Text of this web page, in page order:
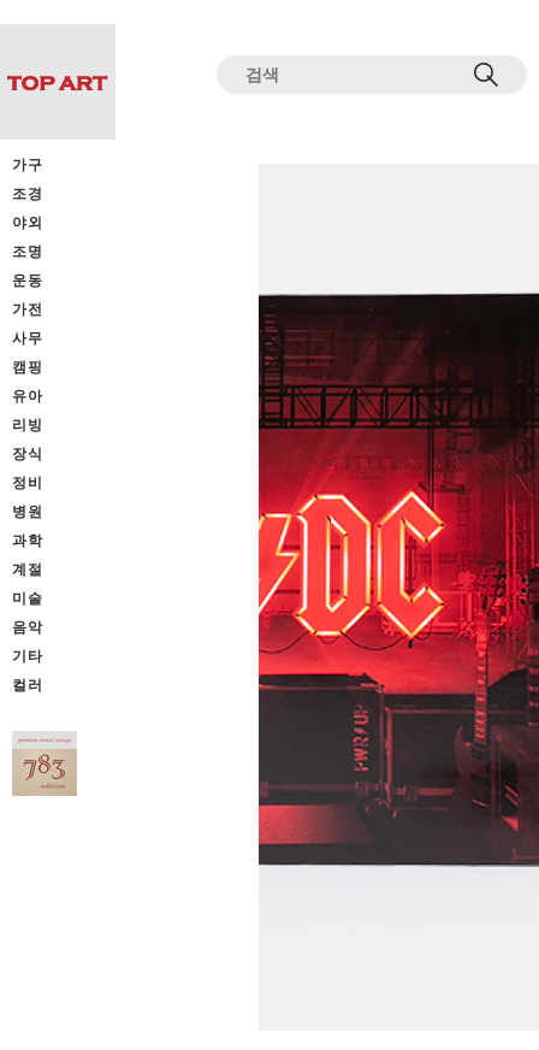
가구
조경
야외
조명
운동
가전
사무
캠핑
유아
리빙
장식
정비
병원
과학
계절
미술
음악
기타
컬러